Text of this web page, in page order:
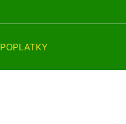
POPLATKY